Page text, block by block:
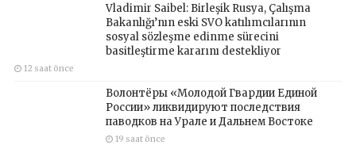
Vladimir Saibel: Birleşik Rusya, Çalışma
Bakanlığı’nın eski SVO katılımcılarının
sosyal sözleşme edinme sürecini
basitleştirme kararını destekliyor
12 saat önce
Волонтёры «Молодой Гвардии Единой
России» ликвидируют последствия
паводков на Урале и Дальнем Востоке
19 saat önce